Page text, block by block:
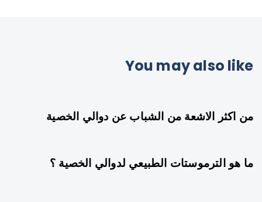
You may also like
من اكثر الاشعة من الشباب عن دوالي الخصية
ما هو الترموستات الطبيعي لدوالي الخصية ؟